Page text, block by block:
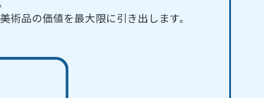
品の価値を最大限に引き出します。